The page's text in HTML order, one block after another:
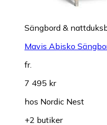
Sängbord &
Mavis Abisko
fr.
7 495 kr
hos Nordic Nest
+2 butiker